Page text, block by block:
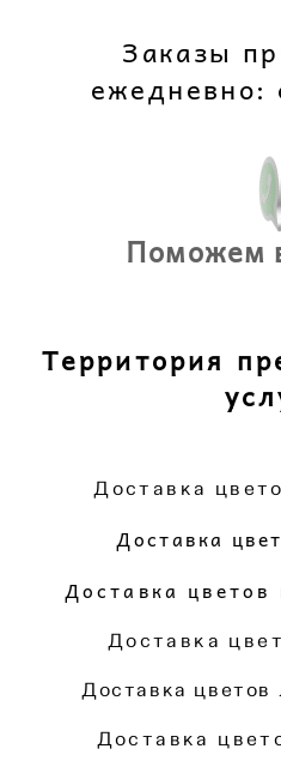
Заказы
ежедневно:
Поможем
Территория
Доставка
Доставка
Доставка цветов
Доставка
Доставка цветов
Доставка